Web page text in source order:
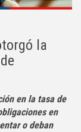
la
en la tasa de
en
o deban